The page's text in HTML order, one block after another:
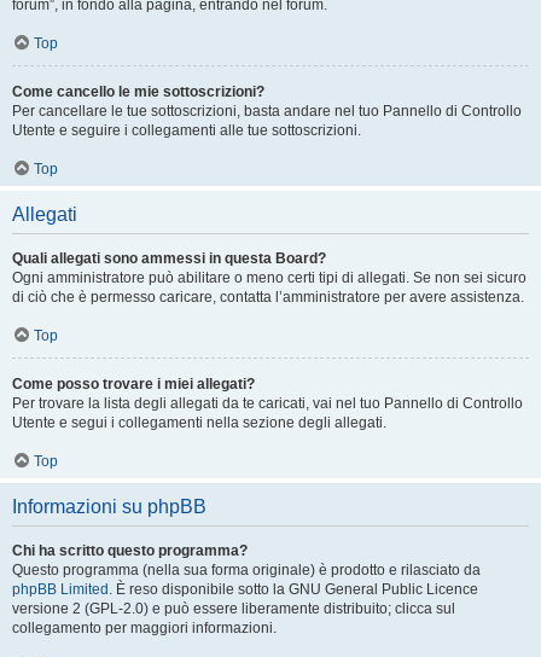
forum”, in fondo alla pagina, entrando nel forum.
Top
Come cancello le mie sottoscrizioni?
Per cancellare le tue sottoscrizioni, basta andare nel tuo Pannello di Controllo
Utente e seguire i collegamenti alle tue sottoscrizioni.
Top
Allegati
Quali allegati sono ammessi in questa Board?
Ogni amministratore può abilitare o meno certi tipi di allegati. Se non sei sicuro
di ciò che è permesso caricare, contatta l’amministratore per avere assistenza.
Top
Come posso trovare i miei allegati?
Per trovare la lista degli allegati da te caricati, vai nel tuo Pannello di Controllo
Utente e segui i collegamenti nella sezione degli allegati.
Top
Informazioni su phpBB
Chi ha scritto questo programma?
Questo programma (nella sua forma originale) è prodotto e rilasciato da
phpBB Limited . È reso disponibile sotto la GNU General Public Licence
versione 2 (GPL-2.0) e può essere liberamente distribuito; clicca sul
collegamento per maggiori informazioni.